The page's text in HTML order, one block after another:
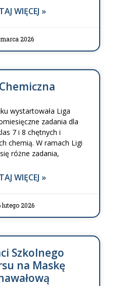
WIĘCEJ »
2026
wystartowała Liga
zadania dla
7 i 8 chętnych i
chemią. W ramach Ligi
różne zadania,
WIĘCEJ »
lutego 2026
Szkolnego
na Maskę